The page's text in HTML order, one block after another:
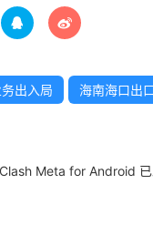
 
出入局 海南海口出
Clash Meta for Android